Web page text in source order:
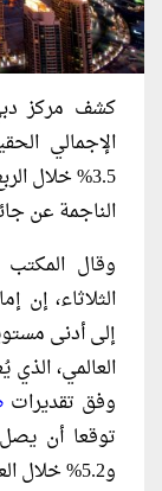
كشف مركز
الإجمالي
الناجمة عن
وقال
الثلاثاء،
إلى أدنى
العالمي، الذي
وفق تقديرات
و5.2% خلال العام 2020 على التوالي.